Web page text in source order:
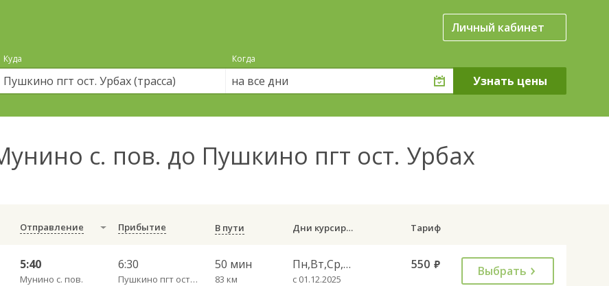
Личный кабинет
Куда Когда
на все дни
с. пов. до Пушкино пгт ост. Урбах
Отправление Прибытие В пути Дни курсирования Тариф
5:40
Мунино с. пов.
6:30
Пушкино пгт ост. Урбах (трасса)
50 мин
83 км
Пн,Вт,Ср,Чт,Пт,Сб
с 01.12.2025
550 руб. Выбрать